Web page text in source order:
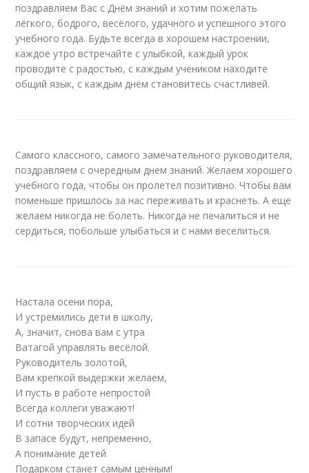
поздравляем Вас с Днём знаний и хотим пожелать
лёгкого, бодрого, весёлого, удачного и успешного этого
учебного года. Будьте всегда в хорошем настроении,
каждое утро встречайте с улыбкой, каждый урок
проводите с радостью, с каждым учеником находите
общий язык, с каждым днём становитесь счастливей.
Самого классного, самого замечательного руководителя,
поздравляем с очередным днем знаний. Желаем хорошего
учебного года, чтобы он пролетел позитивно. Чтобы вам
поменьше пришлось за нас переживать и краснеть. А еще
желаем никогда не болеть. Никогда не печалиться и не
сердиться, побольше улыбаться и с нами веселиться.
Настала осени пора,
И устремились дети в школу,
А, значит, снова вам с утра
Ватагой управлять весёлой.
Руководитель золотой,
Вам крепкой выдержки желаем,
И пусть в работе непростой
Всегда коллеги уважают!
И сотни творческих идей
В запасе будут, непременно,
А понимание детей
Подарком станет самым ценным!